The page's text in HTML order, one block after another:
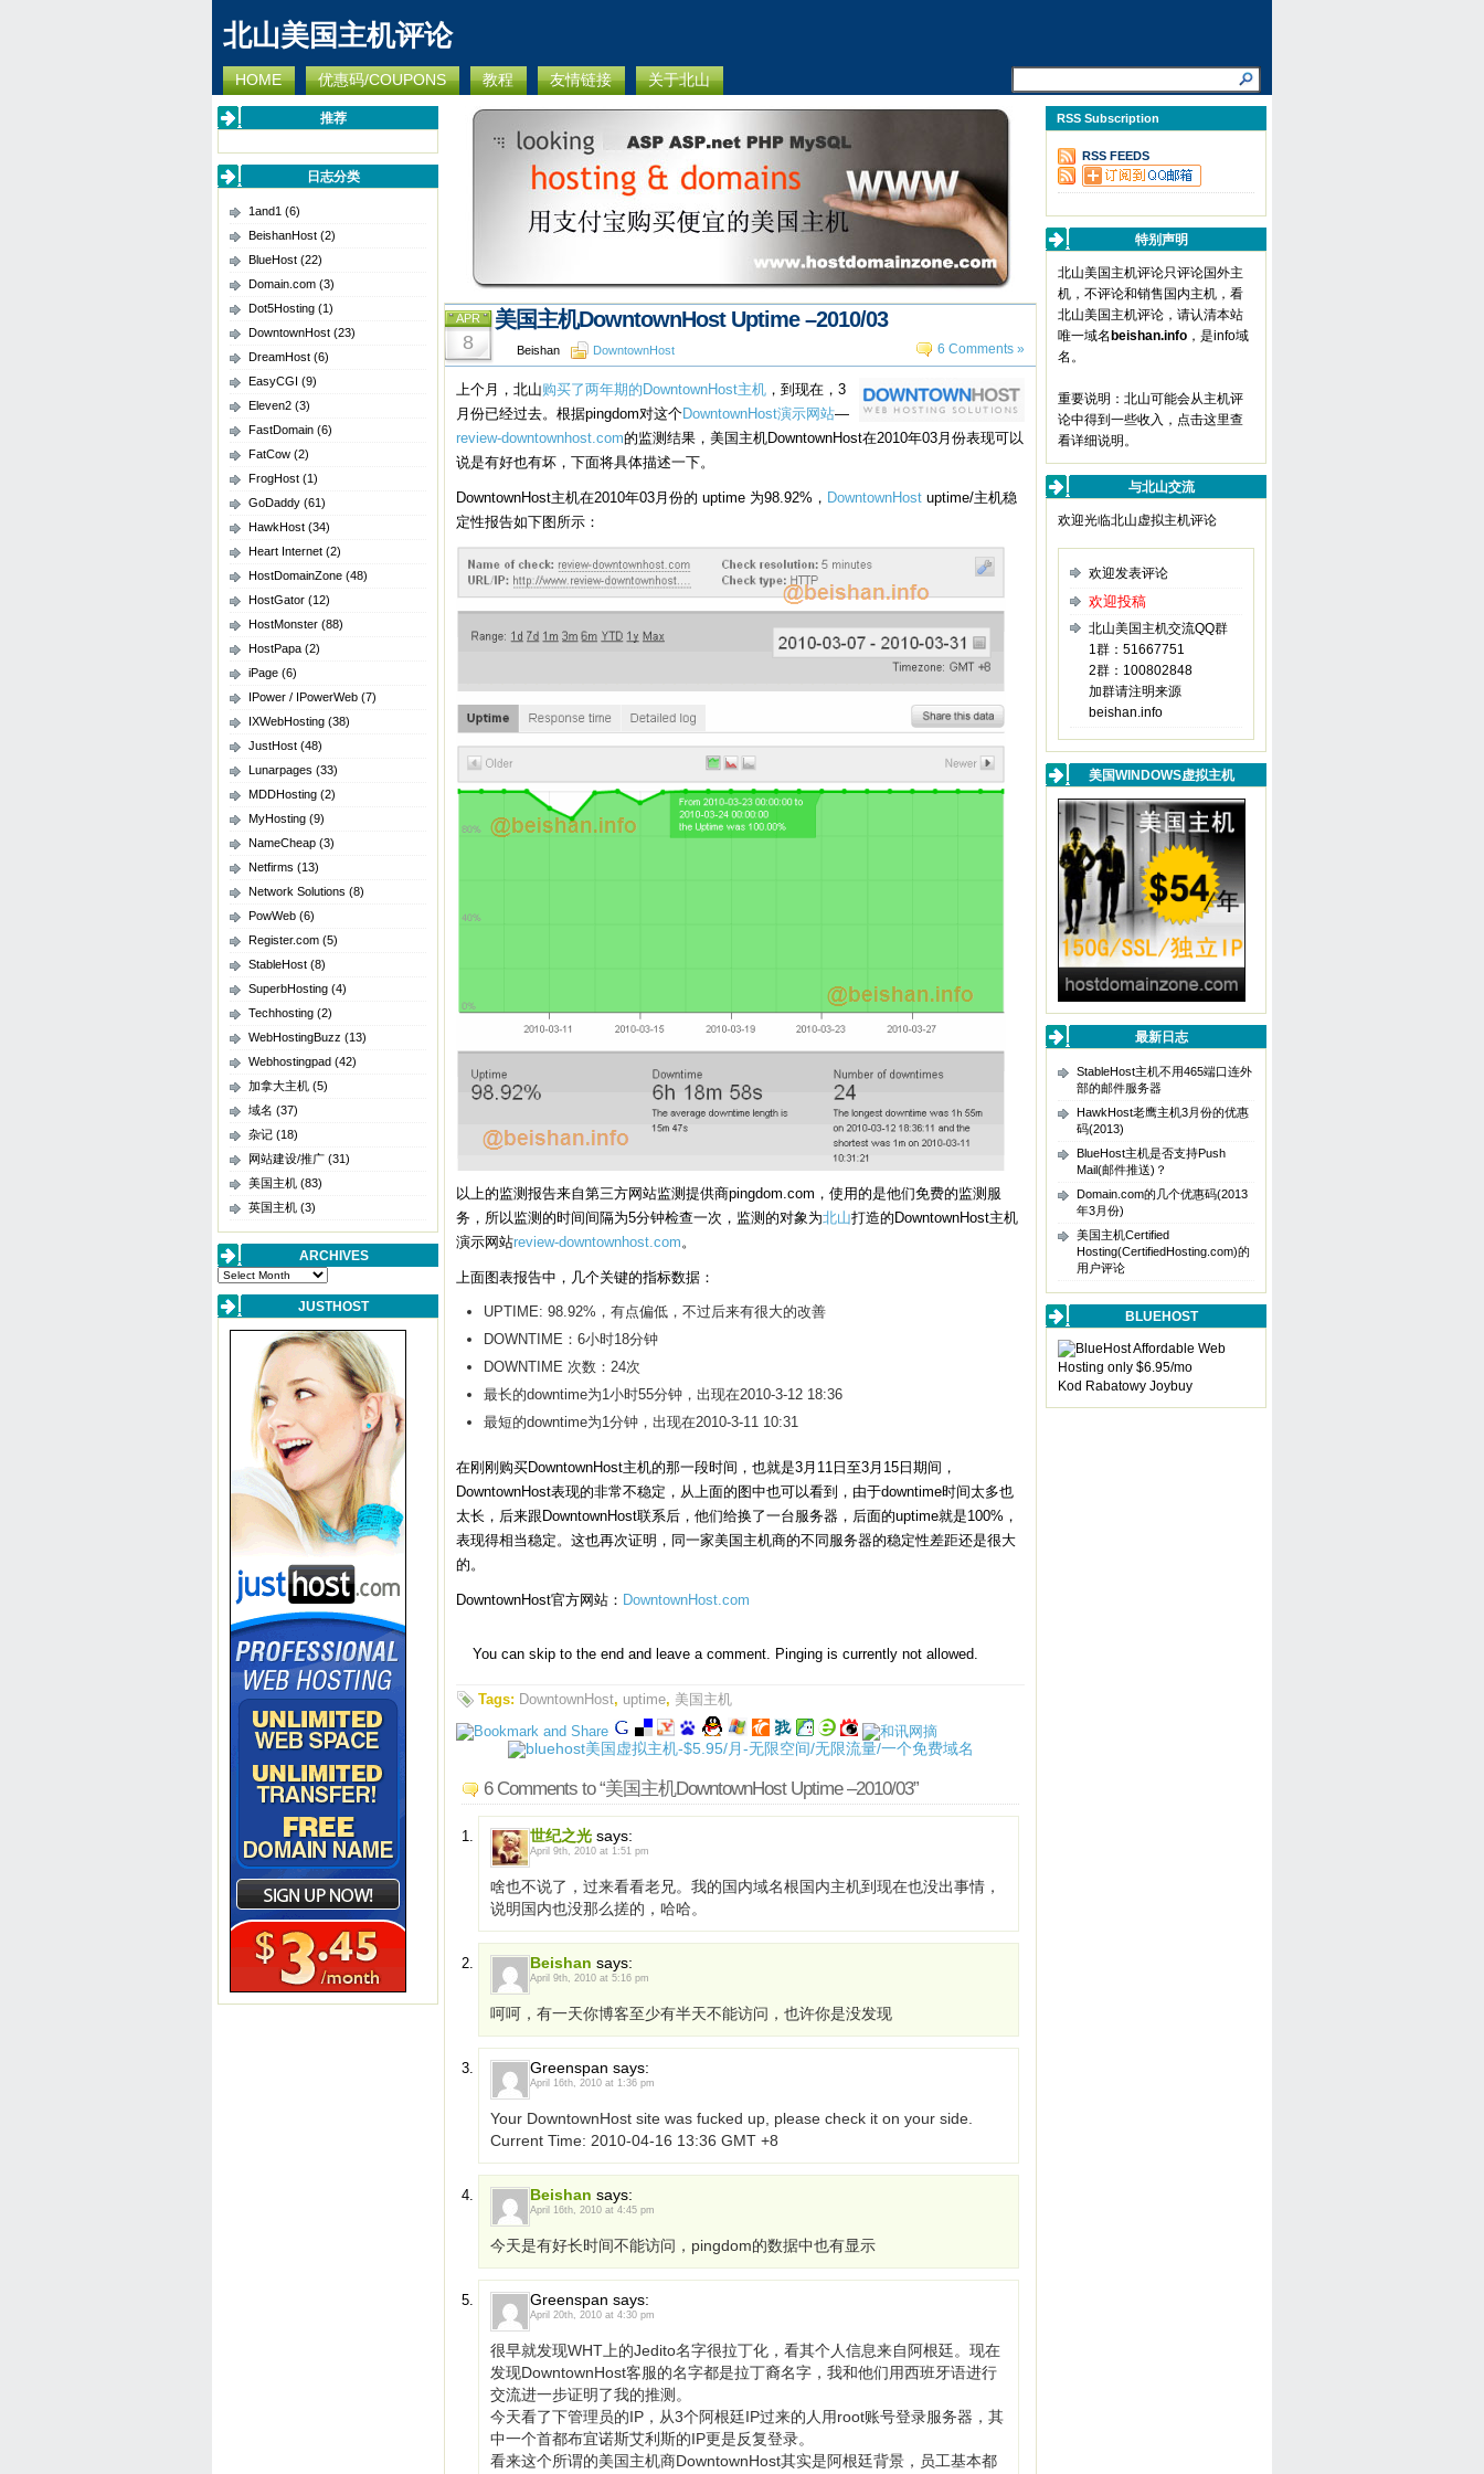
北山美国主机评论
HOME 优惠码/COUPONS 教程 友情链接 关于北山
推荐
日志分类
1and1 (6)
BeishanHost (2)
BlueHost (22)
Domain.com (3)
Dot5Hosting (1)
DowntownHost (23)
DreamHost (6)
EasyCGI (9)
Eleven2 (3)
FastDomain (6)
FatCow (2)
FrogHost (1)
GoDaddy (61)
HawkHost (34)
Heart Internet (2)
HostDomainZone (48)
HostGator (12)
HostMonster (88)
HostPapa (2)
iPage (6)
IPower / IPowerWeb (7)
IXWebHosting (38)
JustHost (48)
Lunarpages (33)
MDDHosting (2)
MyHosting (9)
NameCheap (3)
Netfirms (13)
Network Solutions (8)
PowWeb (6)
Register.com (5)
StableHost (8)
SuperbHosting (4)
Techhosting (2)
WebHostingBuzz (13)
Webhostingpad (42)
加拿大主机 (5)
域名 (37)
杂记 (18)
网站建设/推广 (31)
美国主机 (83)
英国主机 (3)
ARCHIVES
Archives
JUSTHOST
APR
8
美国主机DowntownHost Uptime –2010/03
Beishan DowntownHost 6 Comments »
上个月，北山购买了两年期的DowntownHost主机 ，到现在，3
月份已经过去。根据pingdom对这个DowntownHost演示网站—
review-downtownhost.com的监测结果，美国主机DowntownHost在2010年03月份表现可以
说是有好也有坏，下面将具体描述一下。
DowntownHost主机在2010年03月份的 uptime 为98.92%， DowntownHost uptime/主机稳
定性报告如下图所示：
以上的监测报告来自第三方网站监测提供商pingdom.com，使用的是他们免费的监测服
务，所以监测的时间间隔为5分钟检查一次，监测的对象为北山打造的DowntownHost主机
演示网站review-downtownhost.com。
上面图表报告中，几个关键的指标数据：
UPTIME: 98.92%，有点偏低，不过后来有很大的改善
DOWNTIME：6小时18分钟
DOWNTIME 次数：24次
最长的downtime为1小时55分钟，出现在2010-3-12 18:36
最短的downtime为1分钟，出现在2010-3-11 10:31
在刚刚购买DowntownHost主机的那一段时间，也就是3月11日至3月15日期间，
DowntownHost表现的非常不稳定，从上面的图中也可以看到，由于downtime时间太多也
太长，后来跟DowntownHost联系后，他们给换了一台服务器，后面的uptime就是100%，
表现得相当稳定。这也再次证明，同一家美国主机商的不同服务器的稳定性差距还是很大
的。
DowntownHost官方网站： DowntownHost.com
You can skip to the end and leave a comment. Pinging is currently not allowed.
Tags: DowntownHost, uptime, 美国主机
6 Comments to “美国主机DowntownHost Uptime –2010/03”
世纪之光 says:
April 9th, 2010 at 1:51 pm
啥也不说了，过来看看老兄。我的国内域名根国内主机到现在也没出事情，
说明国内也没那么搓的，哈哈。
Beishan says:
April 9th, 2010 at 5:16 pm
呵呵，有一天你博客至少有半天不能访问，也许你是没发现
Greenspan says:
April 16th, 2010 at 1:36 pm
Your DowntownHost site was fucked up, please check it on your side.
Current Time: 2010-04-16 13:36 GMT +8
Beishan says:
April 16th, 2010 at 4:45 pm
今天是有好长时间不能访问，pingdom的数据中也有显示
Greenspan says:
April 20th, 2010 at 4:30 pm
很早就发现WHT上的Jedito名字很拉丁化，看其个人信息来自阿根廷。现在
发现DowntownHost客服的名字都是拉丁裔名字，我和他们用西班牙语进行
交流进一步证明了我的推测。
今天看了下管理员的IP，从3个阿根廷IP过来的人用root账号登录服务器，其
中一个首都布宜诺斯艾利斯的IP更是反复登录。
看来这个所谓的美国主机商DowntownHost其实是阿根廷背景，员工基本都
RSS Subscription
RSS FEEDS
特别声明
北山美国主机评论只评论国外主
机，不评论和销售国内主机，看
北山美国主机评论，请认清本站
唯一域名 beishan.info ，是info域
名。
重要说明：北山可能会从主机评
论中得到一些收入， 点击这里查
看详细说明 。
与北山交流
欢迎光临北山虚拟主机评论
欢迎发表评论
欢迎投稿
北山美国主机交流QQ群
1群：51667751
2群：100802848
加群请注明来源
beishan.info
美国WINDOWS虚拟主机
最新日志
StableHost主机不用465端口连外
部的邮件服务器
HawkHost老鹰主机3月份的优惠
码(2013)
BlueHost主机是否支持Push
Mail(邮件推送)？
Domain.com的几个优惠码(2013
年3月份)
美国主机Certified
Hosting(CertifiedHosting.com)的
用户评论
BLUEHOST
Kod Rabatowy Joybuy